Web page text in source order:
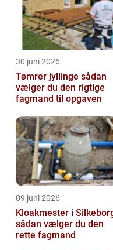
30 juni 2026
Tømrer jyllinge sådan
vælger du den rigtige
fagmand til opgaven
09 juni 2026
Kloakmester i
sådan vælger du den
rette fagmand